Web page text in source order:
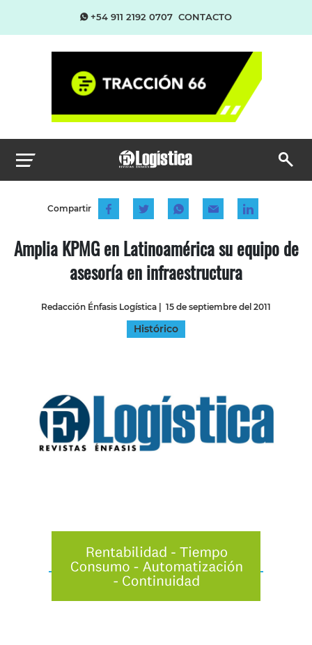
+54 911 2192 0707 CONTACTO
Compartir
Amplia KPMG en Latinoamérica su equipo de
asesoría en infraestructura
Redacción Énfasis Logística | 15 de septiembre del 2011
Histórico